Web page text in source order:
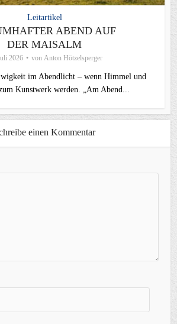
Leitartikel
ABEND AUF
DER MAISALM
2026 von Anton Hötzelsperger
im Abendlicht – wenn Himmel und
Kunstwerk werden. „Am Abend...
einen Kommentar